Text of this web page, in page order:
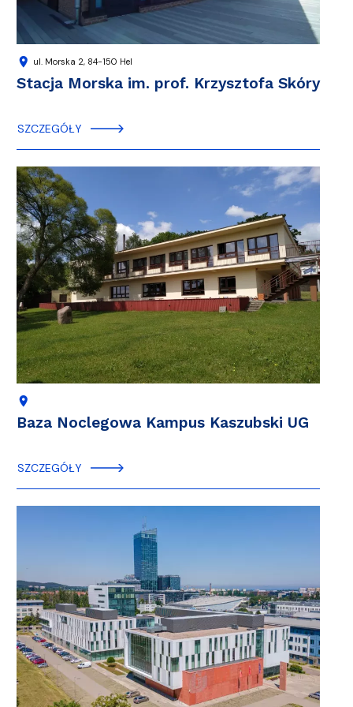
location_on ul. Morska 2, 84-150 Hel
Stacja Morska im. prof. Krzysztofa Skóry
SZCZEGÓŁY
location_on
Baza Noclegowa Kampus Kaszubski UG
SZCZEGÓŁY